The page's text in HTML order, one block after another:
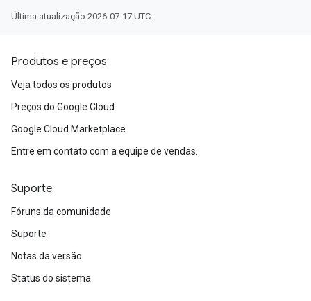
Última atualização 2026-07-17 UTC.
Produtos e preços
Veja todos os produtos
Preços do Google Cloud
Google Cloud Marketplace
Entre em contato com a equipe de vendas.
Suporte
Fóruns da comunidade
Suporte
Notas da versão
Status do sistema